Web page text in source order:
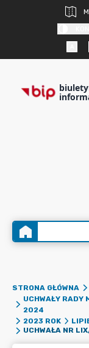
STRONA GŁÓWNA
UCHWAŁY RADY
2024
2023 ROK